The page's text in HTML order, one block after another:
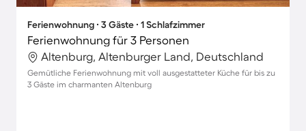
Ferienwohnung ∙ 3 Gäste ∙ 1 Schlafzimmer
Ferienwohnung für 3 Personen
Altenburg, Altenburger Land, Deutschland
Gemütliche Ferienwohnung mit voll ausgestatteter Küche für bis zu
3 Gäste im charmanten Altenburg